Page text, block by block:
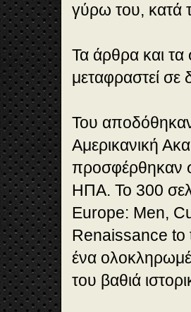
γύρω του, κατά
Τα άρθρα και
μεταφραστεί σε
Του αποδόθηκαν
Αμερικανική
προσφέρθηκαν
ΗΠΑ. Το 300
Europe: Men,
Renaissance to
ένα
του βαθιά